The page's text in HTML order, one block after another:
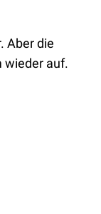
Aber die
wieder auf.